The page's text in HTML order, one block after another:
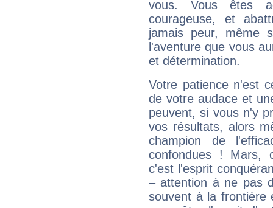
vous. Vous êtes
courageuse, et
jamais peur, même
l'aventure que vous
et détermination.
Votre patience n'est
de votre audace et
peuvent, si vous n'y
vos résultats, alors
champion de
confondues ! Mars,
c'est l'esprit
– attention à ne pas
souvent à la frontière